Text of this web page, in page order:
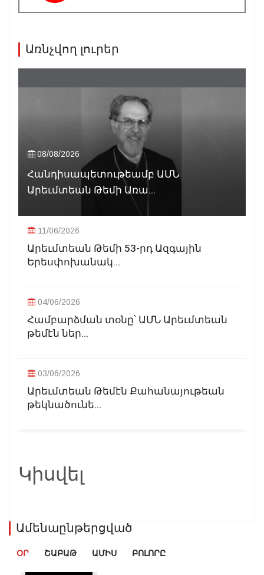
Առնչվող լուրեր
08/08/2026
Հանդիսապետութեամբ ԱՄՆ
Արեւմտեան Թեմի Առա...
11/06/2026
Արեւմտեան Թեմի 53-րդ Ազգային
Երեսփոխանակ...
04/06/2026
Համբարձման տօնը՝ ԱՄՆ Արեւմտեան
թեմէն ներ...
03/06/2026
Արեւմտեան Թեմէն Քահանայութեան
թեկնածունե...
Կիսվել
Ամենաընթերցված
ՕՐ ՇԱԲԱԹ ԱՄԻՍ ԲՈԼՈՐԸ